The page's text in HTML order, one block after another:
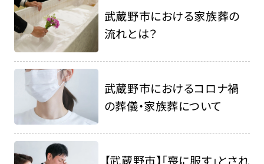
武蔵野市における家族葬の
流れとは？
武蔵野市におけるコロナ禍
の葬儀・家族葬について
【武蔵野市】「喪に服す」とされ